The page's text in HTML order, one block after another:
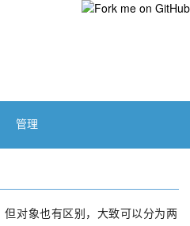
管理
对象也有区别，大致可以分为两